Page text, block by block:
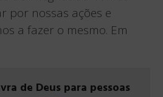
por nossas ações e
a fazer o mesmo. Em
de Deus para pessoas